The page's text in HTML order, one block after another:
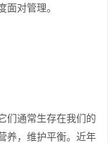
对管理。
们通常生存在我们的
养，维护平衡。近年